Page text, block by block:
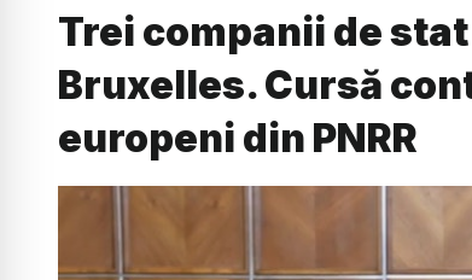
Trei companii de
Bruxelles. Cursă
europeni din PNRR